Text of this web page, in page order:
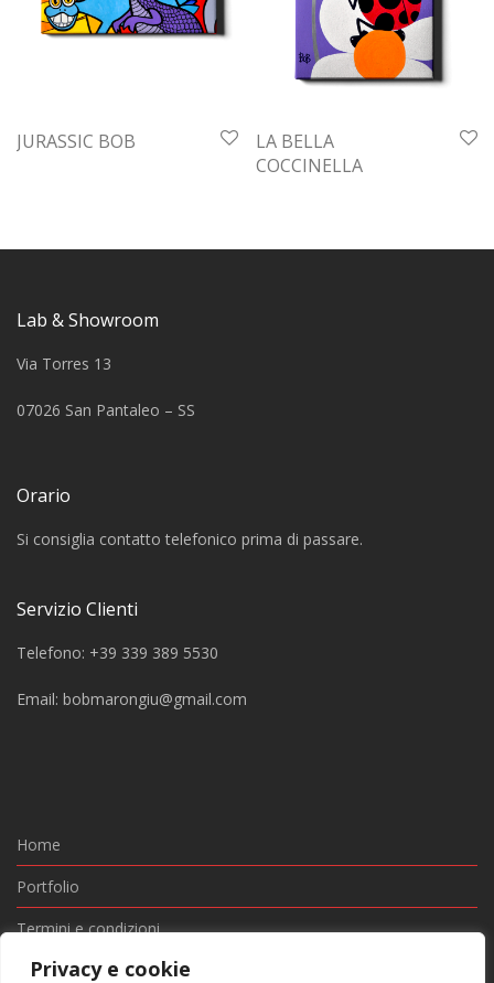
Privacy e cookie
JURASSIC BOB
LA BELLA
COCCINELLA
Lab & Showroom
Via Torres 13
07026 San Pantaleo – SS
Orario
Si consiglia contatto telefonico prima di passare.
Servizio Clienti
Telefono: +39 339 389 5530
Email: bobmarongiu@gmail.com
Home
Portfolio
Termini e condizioni
Privacy e Cookie